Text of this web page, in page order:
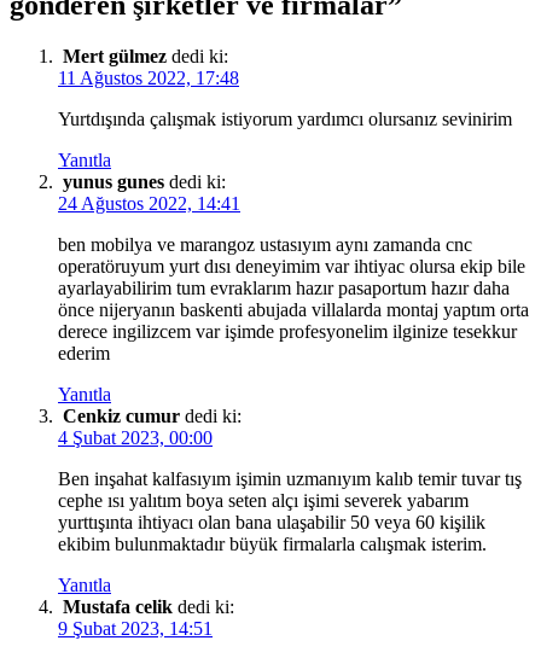
Mert gülmez dedi ki:
11 Ağustos 2022, 17:48
Yurtdışında çalışmak istiyorum yardımcı olursanız sevinirim
Yanıtla
yunus gunes dedi ki:
24 Ağustos 2022, 14:41
ben mobilya ve marangoz ustasıyım aynı zamanda cnc
operatöruyum yurt dısı deneyimim var ihtiyac olursa ekip bile
ayarlayabilirim tum evraklarım hazır pasaportum hazır daha
önce nijeryanın baskenti abujada villalarda montaj yaptım orta
derece ingilizcem var işimde profesyonelim ilginize tesekkur
ederim
Yanıtla
Cenkiz cumur dedi ki:
4 Şubat 2023, 00:00
Ben inşahat kalfasıyım işimin uzmanıyım kalıb temir tuvar tış
cephe ısı yalıtım boya seten alçı işimi severek yabarım
yurttışınta ihtiyacı olan bana ulaşabilir 50 veya 60 kişilik
ekibim bulunmaktadır büyük firmalarla calışmak isterim.
Yanıtla
Mustafa celik dedi ki:
9 Şubat 2023, 14:51